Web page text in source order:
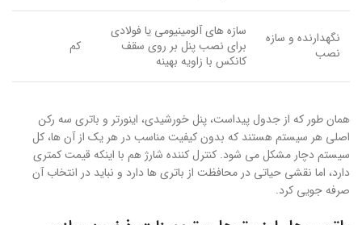
نگهدارنده و سازه
نصب
سازه های آلومینیومی یا فولادی
برای نصب پنل بر روی سقف
کانکس با زاویه بهینه
کم
همان طور که از جدول پیداست، پنل خورشیدی، اینورتر و باتری سه رکن
اصلی هر سیستم هستند که بدون کیفیت مناسب در هر یک از آن ها، کل
سیستم دچار مشکل می شود. کنترل کننده شارژ هم با اینکه قیمت کمتری
دارد، اما نقشی حیاتی در محافظت از باتری ها دارد و نباید در انتخاب آن
صرفه جویی کرد.